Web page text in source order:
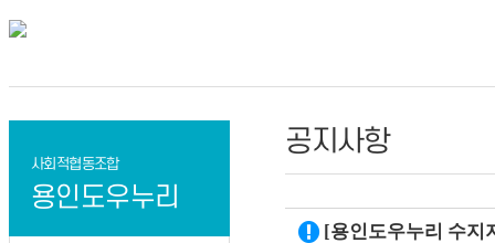
사회적협동조합
용인도우누리
공지사항
[용인도우누리 수지